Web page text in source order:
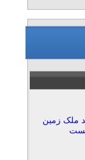
ملک زمین